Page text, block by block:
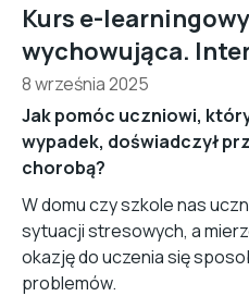
Kurs e-
wychowująca.
8 września 2025
Jak pomóc uczniowi,
wypadek, doświadczył
chorobą?
W domu czy szkole nas
sytuacji stresowych, a
okazję do uczenia się
problemów.